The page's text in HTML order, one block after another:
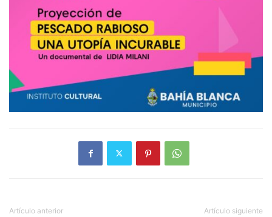
Artículo anterior Artículo siguiente